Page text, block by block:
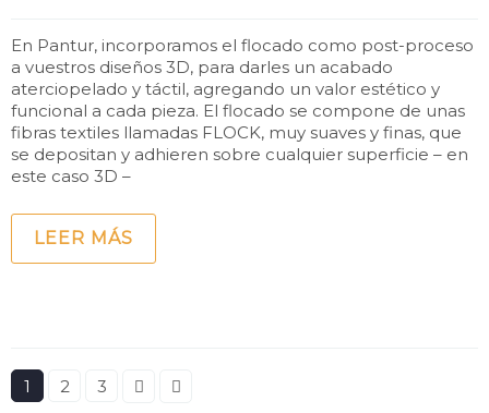
En Pantur, incorporamos el flocado como post-proceso
a vuestros diseños 3D, para darles un acabado
aterciopelado y táctil, agregando un valor estético y
funcional a cada pieza. El flocado se compone de unas
fibras textiles llamadas FLOCK, muy suaves y finas, que
se depositan y adhieren sobre cualquier superficie – en
este caso 3D –
LEER MÁS
1 2 3